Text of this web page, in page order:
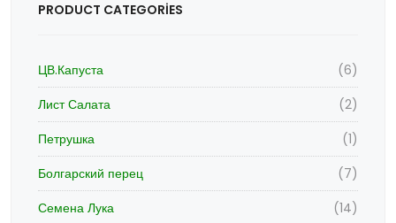
PRODUCT CATEGORIES
ЦВ.Капуста
(6)
Лист Салата
(2)
Петрушка
(1)
Болгарский перец
(7)
Семена Лука
(14)